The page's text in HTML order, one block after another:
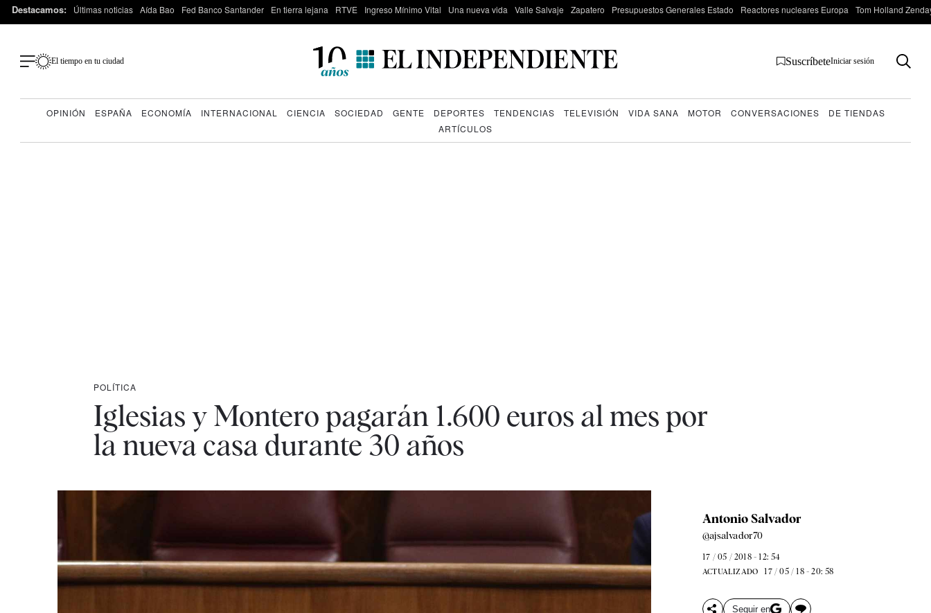
Destacamos: Últimas noticias Aída Bao Fed Banco Santander En tierra lejana RTVE Ingreso Mínimo Vital Una nueva vida Valle Salvaje Zapatero Presupuestos Generales Estado Reactores nucleares Europa Tom Holland
El tiempo en tu ciudad SuscríbeteIniciar sesión
OPINIÓN ESPAÑA ECONOMÍA INTERNACIONAL CIENCIA SOCIEDAD GENTE DEPORTES TENDENCIAS TELEVISIÓN VIDA SANA MOTOR CONVERSACIONES
DE TIENDAS
ARTÍCULOS
POLÍTICA
Iglesias y Montero pagarán 1.600 euros al mes por
la nueva casa durante 30 años
Antonio Salvador
@ajsalvador70
17 / 05 / 2018 - 12: 54
ACTUALIZADO 17 / 05 / 18 - 20: 58
Seguir en